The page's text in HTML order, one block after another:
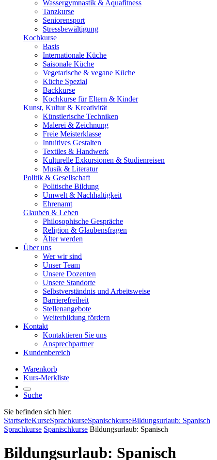
Wassergymnastik & Aquafitness
Tanzkurse
Seniorensport
Stressbewältigung
Kochkurse
Basis
Internationale Küche
Saisonale Küche
Vegetarische & vegane Küche
Küche Spezial
Backkurse
Kochkurse für Eltern & Kinder
Kunst, Kultur & Kreativität
Künstlerische Techniken
Malerei & Zeichnung
Freie Meisterklasse
Intuitives Gestalten
Textiles & Handwerk
Kulturelle Exkursionen & Studienreisen
Musik & Literatur
Politik & Gesellschaft
Politische Bildung
Umwelt & Nachhaltigkeit
Ehrenamt
Glauben & Leben
Philosophische Gespräche
Religion & Glaubensfragen
Älter werden
Über uns
Wer wir sind
Unser Team
Unsere Dozenten
Unsere Standorte
Selbstverständnis und Arbeitsweise
Barrierefreiheit
Stellenangebote
Weiterbildung fördern
Kontakt
Kontaktieren Sie uns
Ansprechpartner
Kundenbereich
Warenkorb
Kurs-Merkliste
Suche
Sie befinden sich hier:
StartseiteKurseSprachkurseSpanischkurseBildungsurlaub: Spanisch
Sprachkurse Spanischkurse Bildungsurlaub: Spanisch
Bildungsurlaub: Spanisch